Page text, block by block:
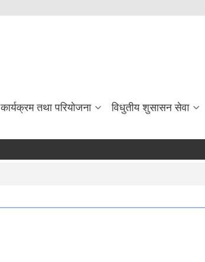
कार्यक्रम तथा परियोजना विधुतीय शुसासन सेवा